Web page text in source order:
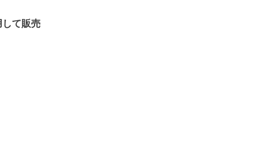
して販売